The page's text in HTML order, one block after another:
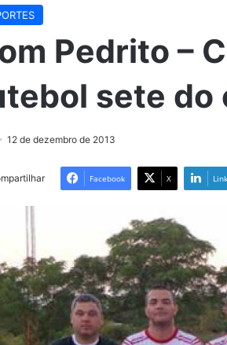
Pedrito –
sete do
12 de dezembro de 2013
Facebook X